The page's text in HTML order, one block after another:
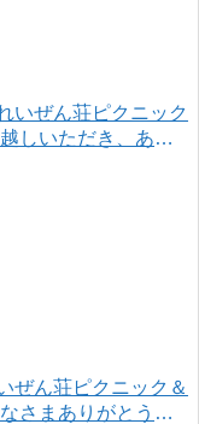
いぜん荘ピクニック
しいただき、あり
ぜん荘ピクニック＆
さまありがとうご